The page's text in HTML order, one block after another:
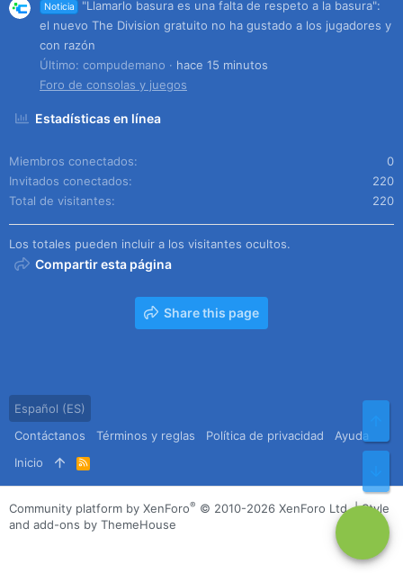
Noticia
"Llamarlo basura es una falta de respeto a la basura":
el nuevo The Division gratuito no ha gustado a los jugadores y
con razón
Último: compudemano
hace 15 minutos
Foro de consolas y juegos
Estadísticas en línea
Miembros conectados
0
Invitados conectados
220
Total de visitantes
220
Los totales pueden incluir a los visitantes ocultos.
Compartir esta página
Share this page
Español (ES)
Contáctanos
Términos y reglas Política de privacidad
Ayuda
Inicio
R
S
S
Community platform by XenForo® © 2010-2026 XenForo Ltd. |Style
and add-ons by ThemeHouse